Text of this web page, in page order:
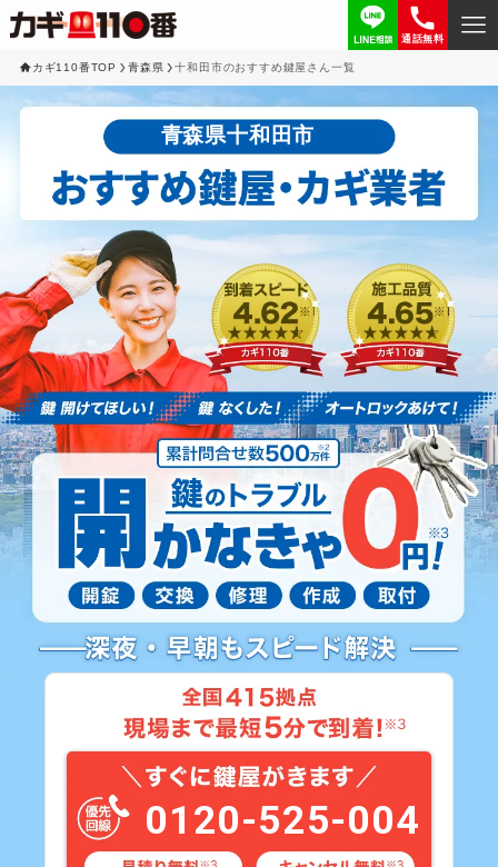
通話無料
カギ110番TOP 青森県 十和田市のおすすめ鍵屋さん一覧
青森県十和田市
0120-525-004